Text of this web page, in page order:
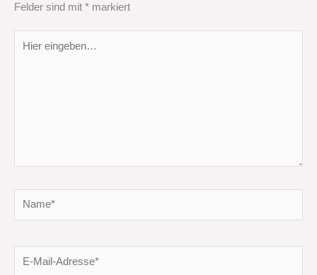
Felder sind mit * markiert
eingeben…
Mail-